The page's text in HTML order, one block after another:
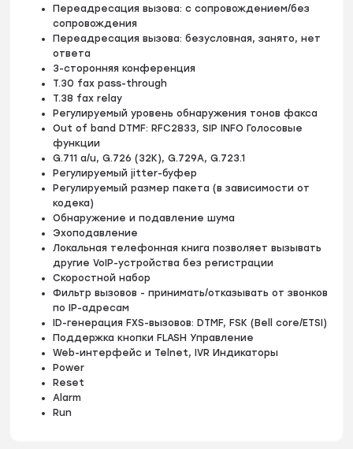
Переадресация вызова: с сопровождением/без
сопровождения
Переадресация вызова: безусловная, занято, нет
ответа
3-сторонняя конференция
T.30 fax pass-through
T.38 fax relay
Регулируемый уровень обнаружения тонов факса
Out of band DTMF: RFC2833, SIP INFO Голосовые
функции
G.711 a/u, G.726 (32K), G.729A, G.723.1
Регулируемый jitter-буфер
Регулируемый размер пакета (в зависимости от
кодека)
Обнаружение и подавление шума
Эхоподавление
Локальная телефонная книга позволяет вызывать
другие VoIP-устройства без регистрации
Скоростной набор
Фильтр вызовов - принимать/отказывать от звонков
по IP-адресам
ID-генерация FXS-вызовов: DTMF, FSK (Bell core/ETSI)
Поддержка кнопки FLASH Управление
Web-интерфейс и Telnet, IVR Индикаторы
Power
Reset
Alarm
Run